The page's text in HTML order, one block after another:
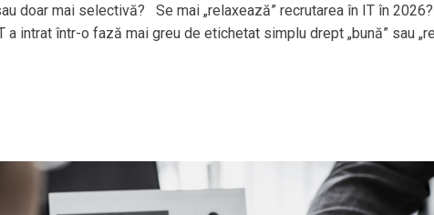
doar mai selectivă? Se mai „relaxează” recrutarea în IT în
intrat într-o fază mai greu de etichetat simplu drept „bună” sau